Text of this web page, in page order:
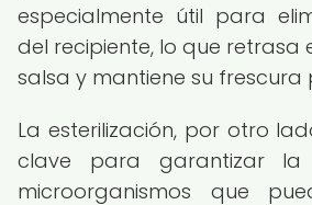
especialmente útil para
del recipiente, lo que retrasa
salsa y mantiene su frescura
La esterilización, por otro
clave para garantizar la
microorganismos que